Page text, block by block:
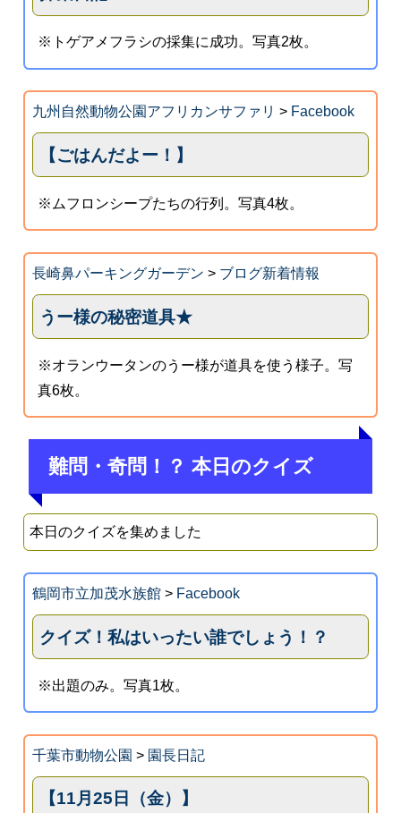
※トゲアメフラシの採集に成功。写真2枚。
九州自然動物公園アフリカンサファリ > Facebook
【ごはんだよー！】
※ムフロンシープたちの行列。写真4枚。
長崎鼻パーキングガーデン > ブログ新着情報
うー様の秘密道具★
※オランウータンのうー様が道具を使う様子。写
真6枚。
難問・奇問！？ 本日のクイズ
本日のクイズを集めました
鶴岡市立加茂水族館> Facebook
クイズ！私はいったい誰でしょう！？
※出題のみ。写真1枚。
千葉市動物公園 > 園長日記
【11月25日（金）】